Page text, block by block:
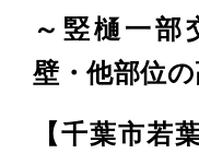
～竪樋一部
壁・他部位
【千葉市若